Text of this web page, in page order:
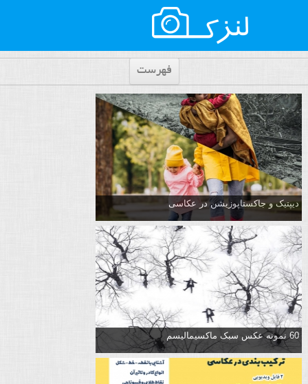
فهرست
دیپتیک و جاکستا‌پوزیشن در عکاسی
60 نمونه عکس سبک ماکسیمالیسم